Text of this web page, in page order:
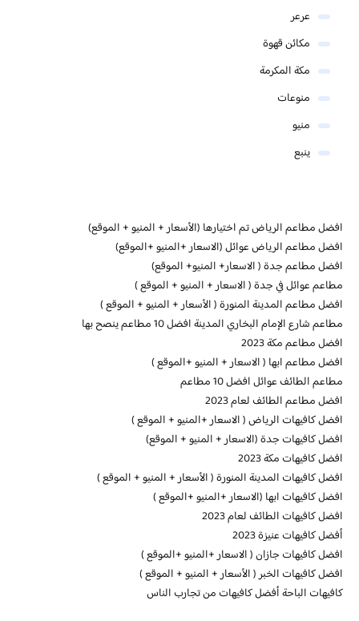
عرعر
مكائن قهوة
مكة المكرمة
منوعات
منيو
ينبع
افضل مطاعم الرياض تم اختيارها (الأسعار + المنيو + الموقع)
افضل مطاعم الرياض عوائل (الاسعار +المنيو +الموقع)
افضل مطاعم جدة ( الاسعار+ المنيو+ الموقع)
مطاعم عوائل في جدة ( الاسعار + المنيو + الموقع )
افضل مطاعم المدينة المنورة ( الأسعار + المنيو + الموقع )
مطاعم شارع الإمام البخاري المدينة افضل 10 مطاعم ينصح بها
افضل مطاعم مكة 2023
افضل مطاعم ابها ( الاسعار + المنيو +الموقع )
مطاعم الطائف عوائل افضل 10 مطاعم
افضل مطاعم الطائف لعام 2023
افضل كافيهات الرياض ( الاسعار +المنيو + الموقع )
افضل كافيهات جدة (الاسعار + المنيو + الموقع)
افضل كافيهات مكة 2023
افضل كافيهات المدينة المنورة ( الأسعار + المنيو + الموقع )
افضل كافيهات ابها (الاسعار +المنيو +الموقع )
افضل كافيهات الطائف لعام 2023
أفضل كافيهات عنيزة 2023
افضل كافيهات جازان ( الاسعار +المنيو +الموقع )
افضل كافيهات الخبر ( الأسعار + المنيو + الموقع )
كافيهات الباحة أفضل كافيهات من تجارب الناس